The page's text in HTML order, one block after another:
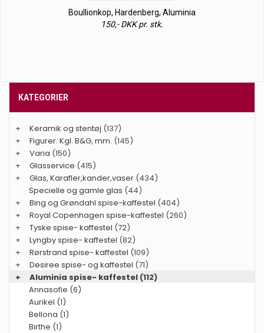
Boullionkop, Hardenberg, Aluminia
150,- DKK pr. stk.
KATEGORIER
+ Keramik og stentøj (137)
+
Figurer. Kgl. B&G, mm. (145)
+
Varia (150)
+
Glasservice (415)
+
Glas, Karafler,kander,vaser (434)
Specielle og gamle glas (44)
+
Bing og Grøndahl spise-kaffestel (404)
+
Royal Copenhagen spise-kaffestel (260)
+
Tyske spise- kaffestel (72)
+
Lyngby spise- kaffestel (82)
+
Rørstrand spise- kaffestel (109)
+
Desiree spise- og kaffestel (71)
+
Aluminia spise- kaffestel (112)
Annasofie (6)
Aurikel (1)
Bellona (1)
Birthe (1)